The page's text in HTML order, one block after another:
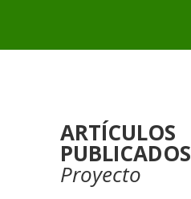
ARTÍCULOS
PUBLICADOS
Proyecto